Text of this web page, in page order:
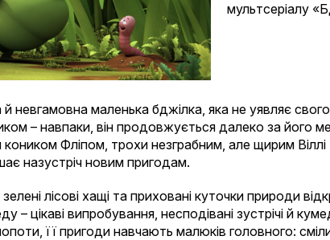
мультсеріалу
невгамовна маленька бджілка, яка не уявляє свого
– навпаки, він продовжується далеко за його
Фліпом, трохи незграбним, але щирим
назустріч новим пригодам.
зелені лісові хащі та приховані куточки природи
– цікаві випробування, несподівані зустрічі й
її пригоди навчають малюків головного: